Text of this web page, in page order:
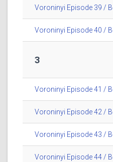
Voroninyi Episode 39 /
Voroninyi Episode 40 /
3
Voroninyi Episode 41 /
Voroninyi Episode 42 /
Voroninyi Episode 43 /
Voroninyi Episode 44 /